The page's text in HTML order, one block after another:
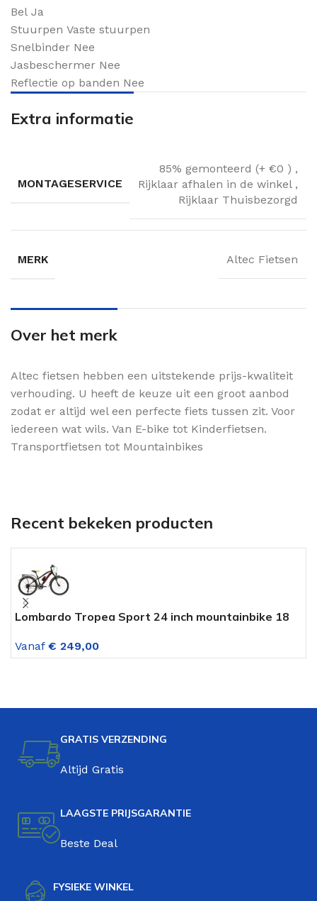
Bel Ja
Stuurpen Vaste stuurpen
Snelbinder Nee
Jasbeschermer Nee
Reflectie op banden Nee
Extra informatie
MONTAGESERVICE
85% gemonteerd (+ €0 ) ,
Rijklaar afhalen in de winkel ,
Rijklaar Thuisbezorgd
MERK Altec Fietsen
Over het merk
Altec fietsen hebben een uitstekende prijs-kwaliteit
verhouding. U heeft de keuze uit een groot aanbod
zodat er altijd wel een perfecte fiets tussen zit. Voor
iedereen wat wils. Van E-bike tot Kinderfietsen.
Transportfietsen tot Mountainbikes
Recent bekeken producten
Lombardo Tropea Sport 24 inch mountainbike 18
Vanaf € 249,00
GRATIS VERZENDING
Altijd Gratis
LAAGSTE PRIJSGARANTIE
Beste Deal
FYSIEKE WINKEL